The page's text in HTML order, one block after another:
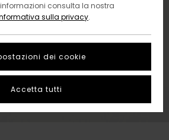
consulta la nostra
sulla privacy.
dei cookie
Accetta tutti